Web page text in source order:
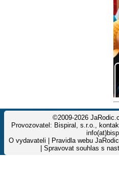
©2009-2026
Provozovatel: Bispiral, s.r.o.,
O vydavateli
Pravidla webu
Spravovat souhlas s